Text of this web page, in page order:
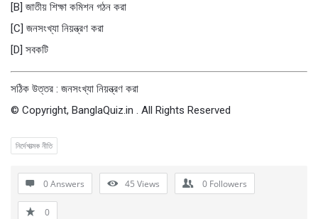
[B] জাতীয় শিক্ষা কমিশন গঠন করা
[C] জনসংখ্যা নিয়ন্ত্রণ করা
[D] সবকটি
সঠিক উত্তর : জনসংখ্যা নিয়ন্ত্রণ করা
© Copyright, BanglaQuiz.in . All Rights Reserved
নির্দেশাত্মক নীতি
0 Answers 45 Views 0 Followers
0